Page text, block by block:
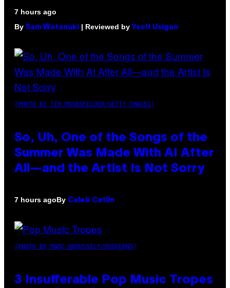
7 hours ago
By Sam Watanuki | Reviewed by Ysolt Usigan
(PHOTO BY TIM MOSENFELDER/GETTY IMAGES)
So, Uh, One of the Songs of the
Summer Was Made With AI After
All—and the Artist Is Not Sorry
7 hours agoBy Caleb Catlin
(PHOTO BY MARC BROUSSELY/REDFERNS)
3 Insufferable Pop Music Tropes